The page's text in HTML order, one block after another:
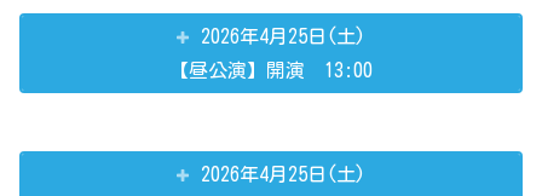
2026年4月25日(土)
【昼公演】開演 13:00
2026年4月25日(土)